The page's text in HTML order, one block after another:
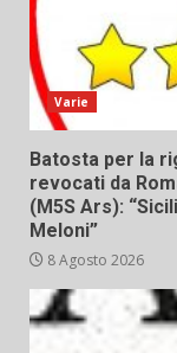
Varie
Batosta per la
revocati da
(M5S Ars):
Meloni”
8 Agosto 2026